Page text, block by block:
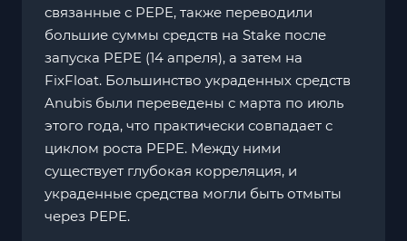
связанные с PEPE, также переводили
большие суммы средств на Stake после
запуска PEPE (14 апреля), а затем на
FixFloat. Большинство украденных средств
Anubis были переведены с марта по июль
этого года, что практически совпадает с
циклом роста PEPE. Между ними
существует глубокая корреляция, и
украденные средства могли быть отмыты
через PEPE.